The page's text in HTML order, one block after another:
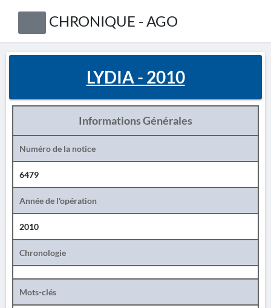
CHRONIQUE - AGO
LYDIA - 2010
Informations Générales
Numéro de la notice
6479
Année de l'opération
2010
Chronologie
Mots-clés